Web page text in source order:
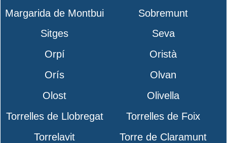
Margarida de Montbui
Sobremunt
Sitges
Seva
Orpí
Oristà
Orís
Olvan
Olost
Olivella
Torrelles de Llobregat
Torrelles de Foix
Torrelavit
Torre de Claramunt